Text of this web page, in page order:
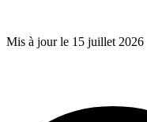
Mis à jour le 15 juillet 2026